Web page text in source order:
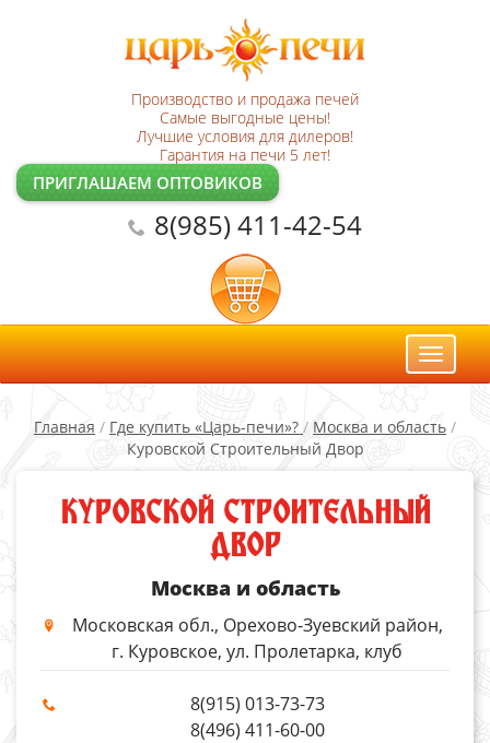
Производство и продажа печей
Самые выгодные цены!
Лучшие условия для дилеров!
Гарантия на печи 5 лет!
ПРИГЛАШАЕМ ОПТОВИКОВ
8(985) 411-42-54
Toggle
Главная / Где купить «Царь-печи»? / Москва и область /
Куровской Строительный Двор
КУРОВСКОЙ СТРОИТЕЛЬНЫЙ
ДВОР
Москва и область
Московская обл., Орехово-Зуевский район,
г. Куровское, ул. Пролетарка, клуб
8(915) 013-73-73
8(496) 411-60-00